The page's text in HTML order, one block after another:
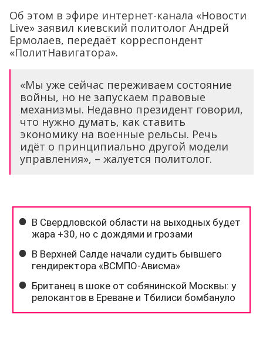
Об этом в эфире интернет-канала «Новости
Live» заявил киевский политолог Андрей
Ермолаев, передаёт корреспондент
«ПолитНавигатора».
«Мы уже сейчас переживаем состояние
войны, но не запускаем правовые
механизмы. Недавно президент говорил,
что нужно думать, как ставить
экономику на военные рельсы. Речь
идёт о принципиально другой модели
управления», – жалуется политолог.